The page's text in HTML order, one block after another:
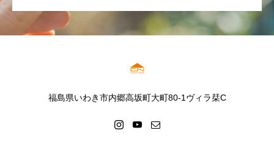
福島県いわき市内郷高坂町大町80-1ヴィラ栞C